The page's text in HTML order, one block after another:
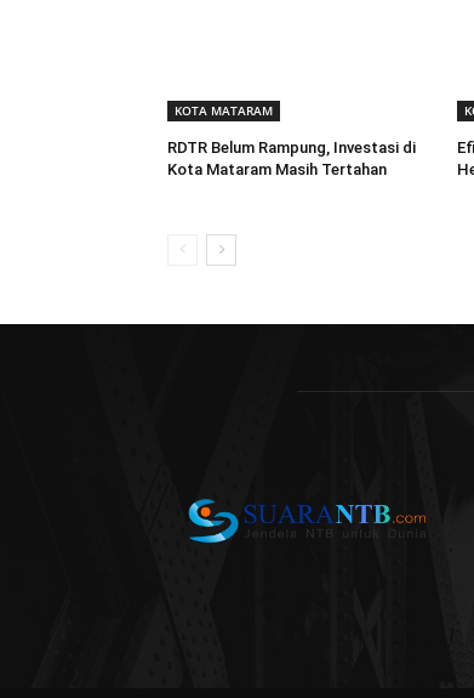
KOTA MATARAM
RDTR Belum Rampung, Investasi di
Kota Mataram Masih Tertahan